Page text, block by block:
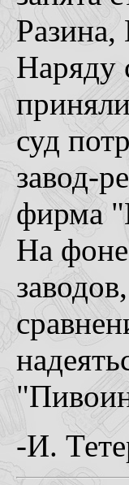
Разина,
Наряду
суд
завод-
фирма
На
-И.